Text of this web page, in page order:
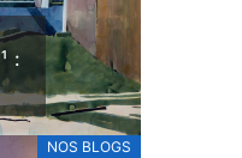
:
NOS BLOGS